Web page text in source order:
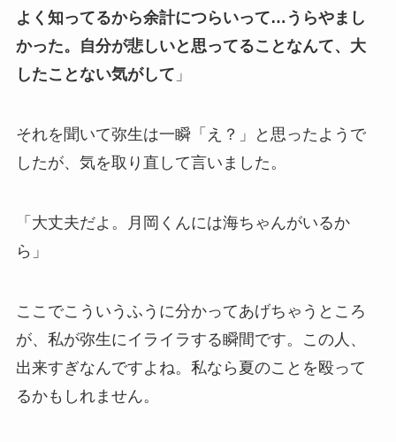
よく知ってるから余計につらいって…うらやまし
かった。自分が悲しいと思ってることなんて、大
したことない気がして 」
それを聞いて弥生は一瞬「え？」と思ったようで
したが、気を取り直して言いました。
「大丈夫だよ。月岡くんには海ちゃんがいるか
ら」
ここでこういうふうに分かってあげちゃうところ
が、私が弥生にイライラする瞬間です。この人、
出来すぎなんですよね。私なら夏のことを殴って
るかもしれません。